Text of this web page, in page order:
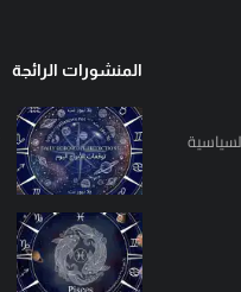
المنشورات الرائجة